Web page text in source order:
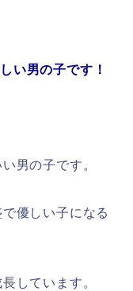
い男の子です！
男の子です。
優しい子になる
しています。